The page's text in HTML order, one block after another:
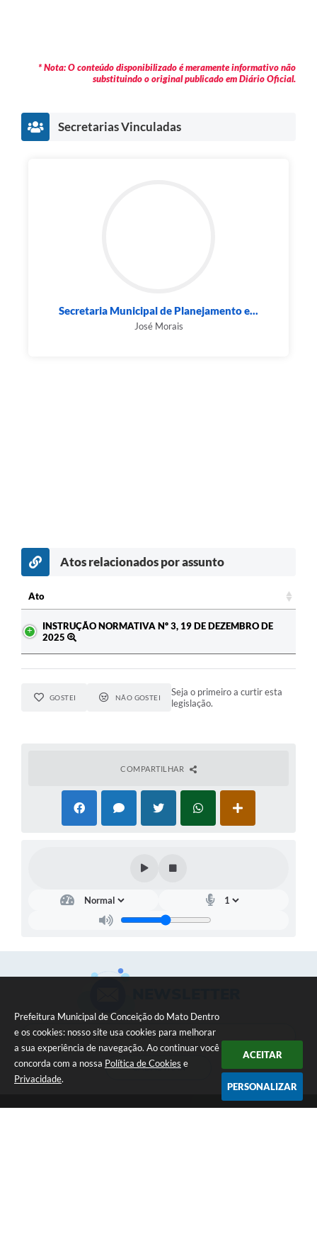
Prefeitura Municipal de Conceição do Mato Dentro
e os cookies: nosso site usa cookies para melhorar
a sua experiência de navegação. Ao continuar você
concorda com a nossa Política de Cookies e
Privacidade.
ACEITAR
PERSONALIZAR
* Nota: O conteúdo disponibilizado é meramente informativo não
substituindo o original publicado em Diário Oficial.
Secretarias Vinculadas
Secretaria Municipal de Planejamento e...
José Morais
Atos relacionados por assunto
Ato
INSTRUÇÃO NORMATIVA Nº 3, 19 DE DEZEMBRO DE
2025
GOSTEI NÃO GOSTEI
Seja o primeiro a curtir esta
legislação.
COMPARTILHAR
CADASTRAR